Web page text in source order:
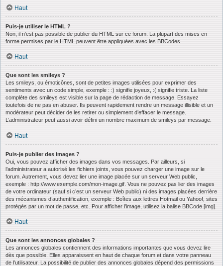
Haut
Puis-je utiliser le HTML ?
Non, il n’est pas possible de publier du HTML sur ce forum. La plupart des mises en
forme permises par le HTML peuvent être appliquées avec les BBCodes.
Haut
Que sont les smileys ?
Les smileys, ou émoticônes, sont de petites images utilisées pour exprimer des
sentiments avec un code simple, exemple : :) signifie joyeux, :( signifie triste. La liste
complète des smileys est visible sur la page de rédaction de message. Essayez
toutefois de ne pas en abuser. Ils peuvent rapidement rendre un message illisible et un
modérateur peut décider de les retirer ou simplement d’effacer le message.
L’administrateur peut aussi avoir défini un nombre maximum de smileys par message.
Haut
Puis-je publier des images ?
Oui, vous pouvez afficher des images dans vos messages. Par ailleurs, si
l’administrateur a autorisé les fichiers joints, vous pouvez charger une image sur le
forum. Autrement, vous devez lier une image placée sur un serveur Web public,
exemple : http://www.exemple.com/mon-image.gif. Vous ne pouvez pas lier des images
de votre ordinateur (sauf si c’est un serveur Web public) ni des images placées derrière
des mécanismes d’authentification, exemple : Boîtes aux lettres Hotmail ou Yahoo!, sites
protégés par un mot de passe, etc. Pour afficher l’image, utilisez la balise BBCode [img].
Haut
Que sont les annonces globales ?
Les annonces globales contiennent des informations importantes que vous devez lire
dès que possible. Elles apparaissent en haut de chaque forum et dans votre panneau
de l’utilisateur. La possibilité de publier des annonces globales dépend des permissions